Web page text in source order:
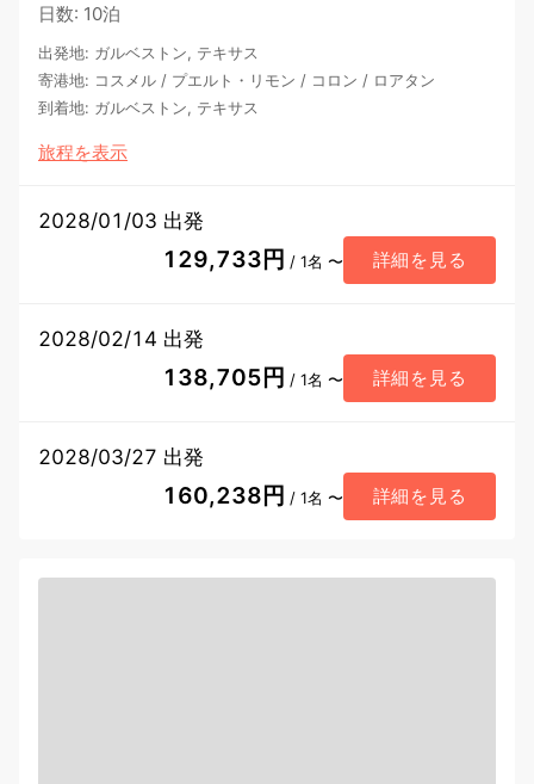
日数: 10泊
出発地: ガルベストン, テキサス
寄港地: コスメル / プエルト・リモン / コロン / ロアタン
到着地: ガルベストン, テキサス
旅程を表示
2028/01/03 出発
129,733円 / 1名 〜 詳細を見る
2028/02/14 出発
138,705円 / 1名 〜 詳細を見る
2028/03/27 出発
160,238円 / 1名 〜 詳細を見る